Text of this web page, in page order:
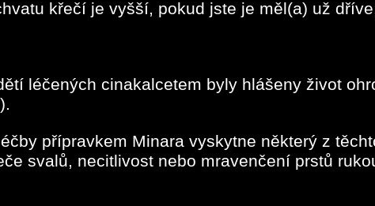
křečí je vyšší, pokud jste je měl(a) už
léčených cinakalcetem byly hlášeny život
přípravkem Minara vyskytne některý z
svalů, necitlivost nebo mravenčení prstů